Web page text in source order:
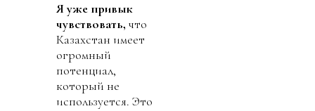
Яуже привык
чувствовать, что
Казахстан имеет
огромный
потенциал,
который не
используется. Это